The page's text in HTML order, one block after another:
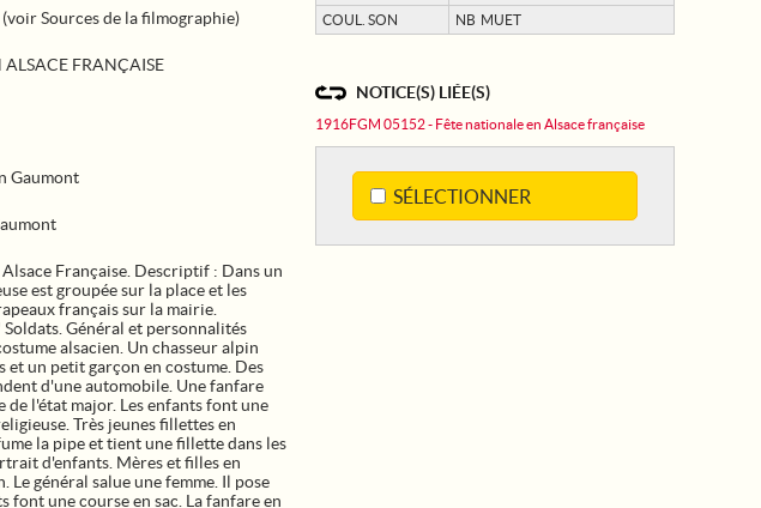
COUL. SON
NB MUET
NOTICE(S) LIÉE(S)
1916FGM 05152 - Fête nationale en Alsace française
SÉLECTIONNER
Sources de la filmographie)
FRANÇAISE
Gaumont
Française. Descriptif : Dans un
est groupée sur la place et les
français sur la mairie.
Général et personnalités
alsacien. Un chasseur alpin
et un petit garçon en costume. Des
d'une automobile. Une fanfare
de l'état major. Les enfants font une
Très jeunes fillettes en
la pipe et tient une fillette dans les
d'enfants. Mères et filles en
général salue une femme. Il pose
font une course en sac. La fanfare en